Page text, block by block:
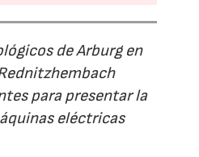
de Arburg en
para presentar la
eléctricas